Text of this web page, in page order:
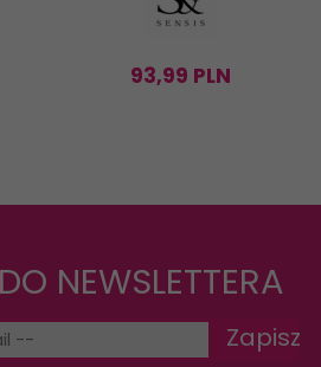
93,99 PLN
NEWSLETTERA
Zapisz